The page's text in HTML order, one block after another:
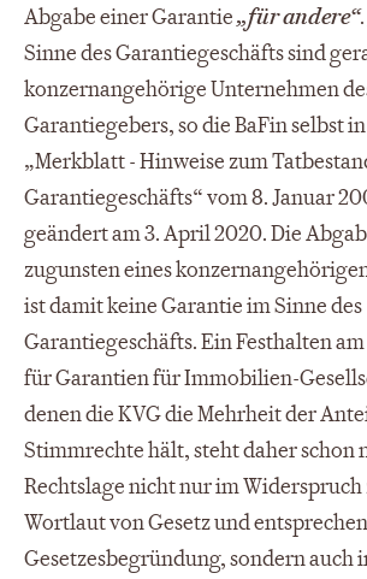
Abgabe einer Garantie„für andere“.
Sinne des Garantiegeschäfts sind
konzernangehörige Unternehmen
Garantiegebers, so die BaFin selbst
„Merkblatt - Hinweise zum
Garantiegeschäfts“ vom 8. Januar
geändert am 3. April 2020. Die
zugunsten eines
ist damit keine Garantie im Sinne des
Garantiegeschäfts. Ein Festhalten
für Garantien für Immobilien-
denen die KVG die Mehrheit der
Stimmrechte hält, steht daher schon
Rechtslage nicht nur im
Wortlaut von Gesetz und
Gesetzesbegründung, sondern auch